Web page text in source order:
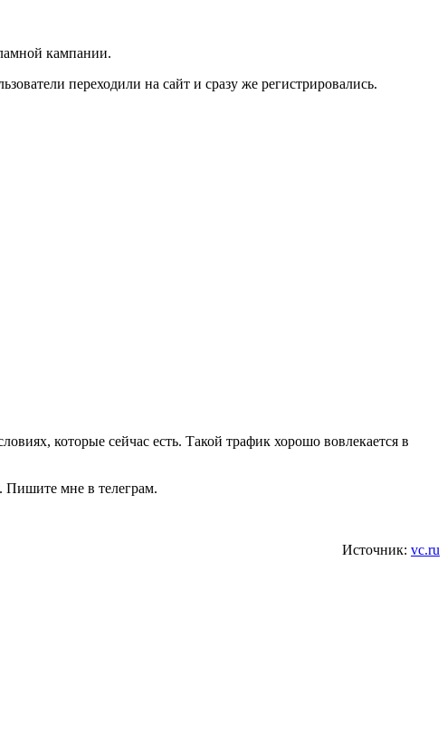
кампании.
переходили на сайт и сразу же регистрировались.
которые сейчас есть. Такой трафик хорошо вовлекается в
Пишите мне в телеграм.
Источник: vc.ru